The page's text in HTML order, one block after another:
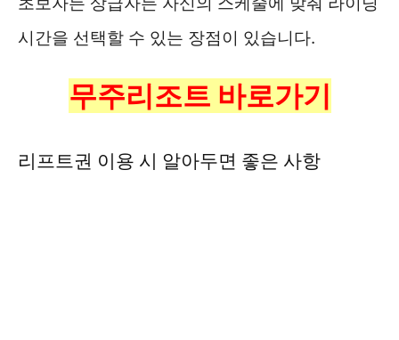
시간을 선택할 수 있는 장점이 있습니다.
무주리조트 바로가기
리프트권 이용 시 알아두면 좋은 사항